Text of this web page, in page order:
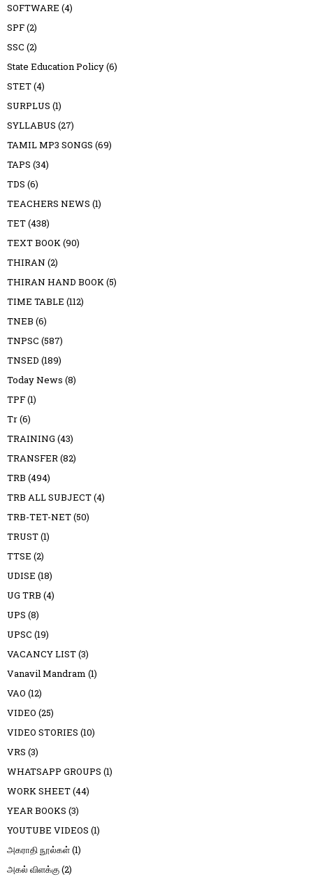
SOFTWARE (4)
SPF(2)
SSC (2)
State Education Policy(6)
STET(4)
SURPLUS (1)
SYLLABUS (27)
TAMIL MP3 SONGS (69)
TAPS (34)
TDS (6)
TEACHERS NEWS (1)
TET(438)
TEXT BOOK(90)
THIRAN (2)
THIRAN HAND BOOK(5)
TIME TABLE (112)
TNEB (6)
TNPSC (587)
TNSED (189)
Today News (8)
TPF(1)
Tr(6)
TRAINING (43)
TRANSFER(82)
TRB (494)
TRB ALL SUBJECT(4)
TRB-TET-NET(50)
TRUST(1)
TTSE (2)
UDISE (18)
UG TRB (4)
UPS (8)
UPSC (19)
VACANCY LIST(3)
Vanavil Mandram (1)
VAO (12)
VIDEO (25)
VIDEO STORIES (10)
VRS (3)
WHATSAPP GROUPS (1)
WORK SHEET(44)
YEAR BOOKS (3)
YOUTUBE VIDEOS (1)
அகராதி நூல்கள்(1)
அகல் விளக்கு(2)